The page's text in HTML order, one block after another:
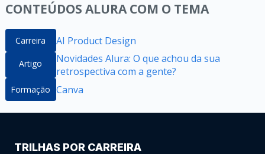
CONTEÚDOS ALURA COM O TEMA
Carreira AI Product Design
Artigo
Novidades Alura: O que achou da sua
retrospectiva com a gente?
Formação Canva
TRILHAS POR CARREIRA